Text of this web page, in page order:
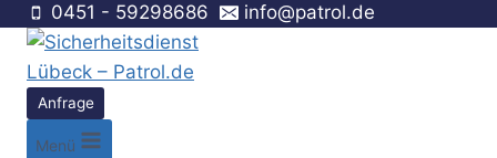
0451 - 59298686 info@patrol.de
Anfrage
Menü